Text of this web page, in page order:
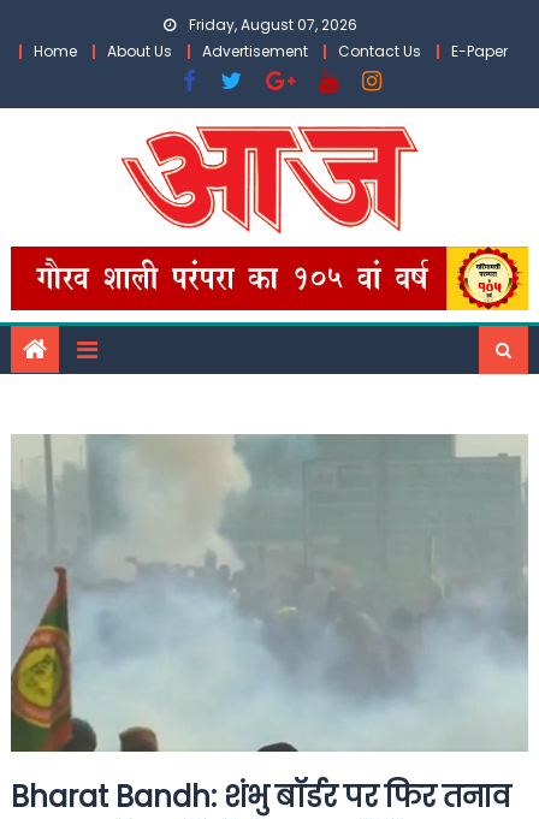
Friday, August 07, 2026
Home
About Us Advertisement Contact Us E-Paper
Bharat Bandh: शंभु बॉर्डर पर फिर तनाव